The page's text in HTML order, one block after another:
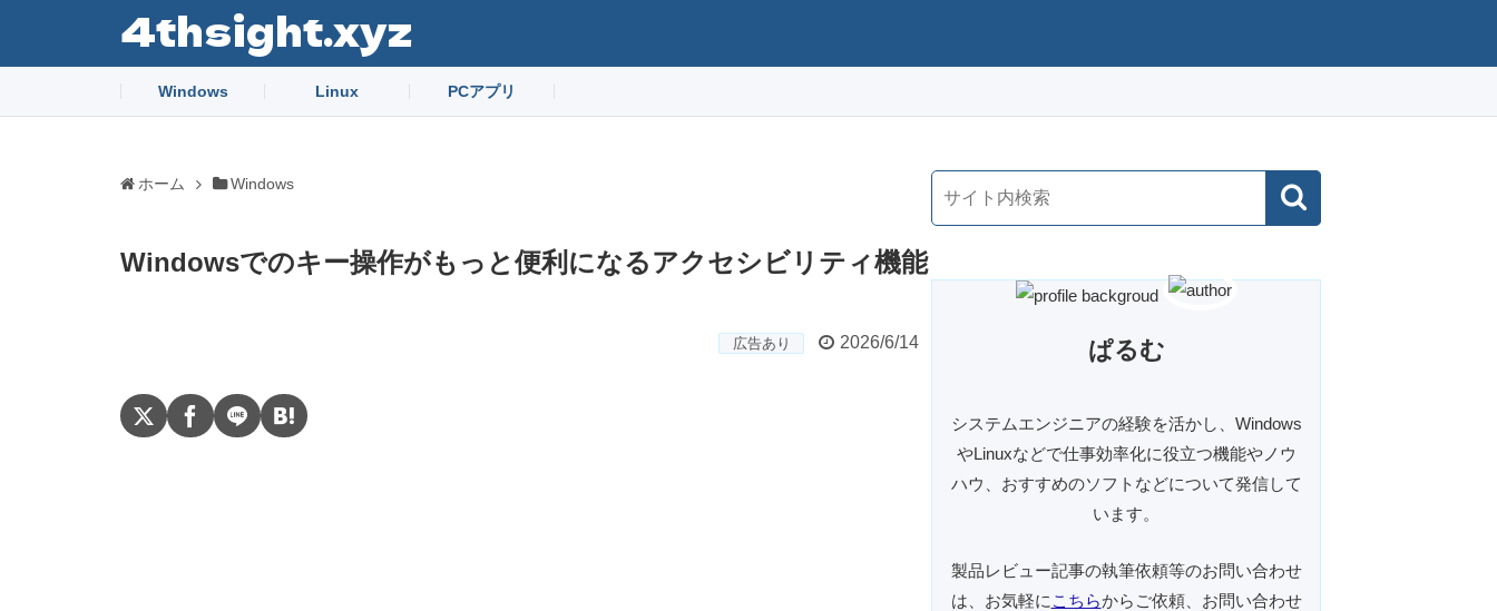
4thsight.xyz
Windows Linux PCアプリ
ホーム Windows
Windowsでのキー操作がもっと便利になるアクセシビリティ機能
広告あり 2026/6/14 ぱるむ
システムエンジニアの経験を活かし、Windows
やLinuxなどで仕事効率化に役立つ機能やノウ
ハウ、おすすめのソフトなどについて発信して
います。
製品レビュー記事の執筆依頼等のお問い合わせ
は、お気軽に こちらからご依頼、お問い合わせ